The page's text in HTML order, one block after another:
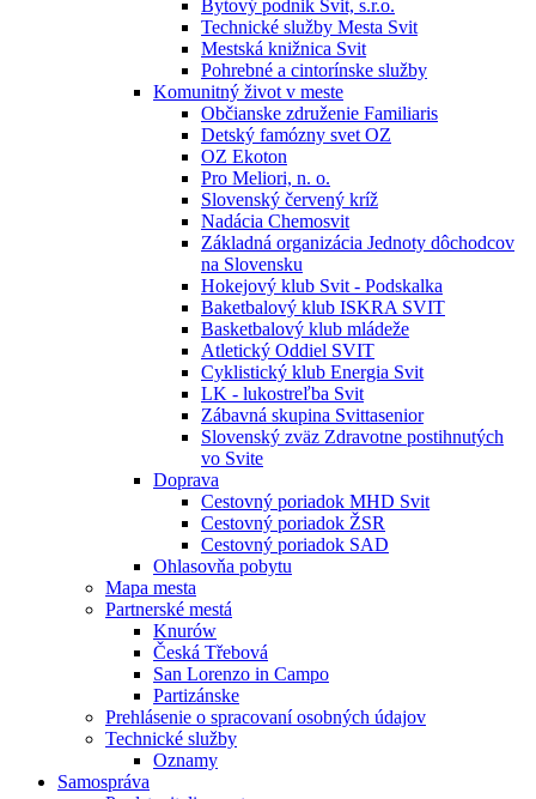
Bytový podnik Svit, s.r.o.
Technické služby Mesta Svit
Mestská knižnica Svit
Pohrebné a cintorínske služby
Komunitný život v meste
Občianske združenie Familiaris
Detský famózny svet OZ
OZ Ekoton
Pro Meliori, n. o.
Slovenský červený kríž
Nadácia Chemosvit
Základná organizácia Jednoty dôchodcov
na Slovensku
Hokejový klub Svit - Podskalka
Baketbalový klub ISKRA SVIT
Basketbalový klub mládeže
Atletický Oddiel SVIT
Cyklistický klub Energia Svit
LK - lukostreľba Svit
Zábavná skupina Svittasenior
Slovenský zväz Zdravotne postihnutých
vo Svite
Doprava
Cestovný poriadok MHD Svit
Cestovný poriadok ŽSR
Cestovný poriadok SAD
Ohlasovňa pobytu
Mapa mesta
Partnerské mestá
Knurów
Česká Třebová
San Lorenzo in Campo
Partizánske
Prehlásenie o spracovaní osobných údajov
Technické služby
Oznamy
Samospráva